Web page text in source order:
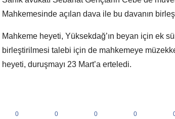
Mahkemesinde açılan dava ile bu davanın
Mahkeme heyeti, Yüksekdağ’ın beyan için ek
birleştirilmesi talebi için de mahkemeye
heyeti, duruşmayı 23 Mart’a erteledi.